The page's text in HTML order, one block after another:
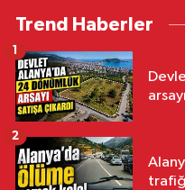
kattı
Trend Haberler
1
2